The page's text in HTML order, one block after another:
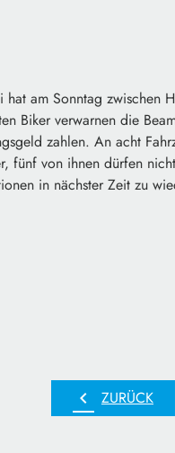
hat am Sonntag zwischen
Biker verwarnen die
zahlen. An acht
fünf von ihnen dürfen
in nächster Zeit zu
chevron_left ZURÜCK